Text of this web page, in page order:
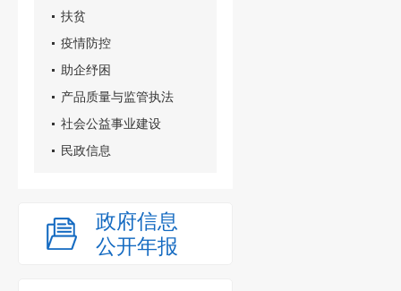
扶贫
疫情防控
助企纾困
产品质量与监管执法
社会公益事业建设
民政信息
政府信息
公开年报